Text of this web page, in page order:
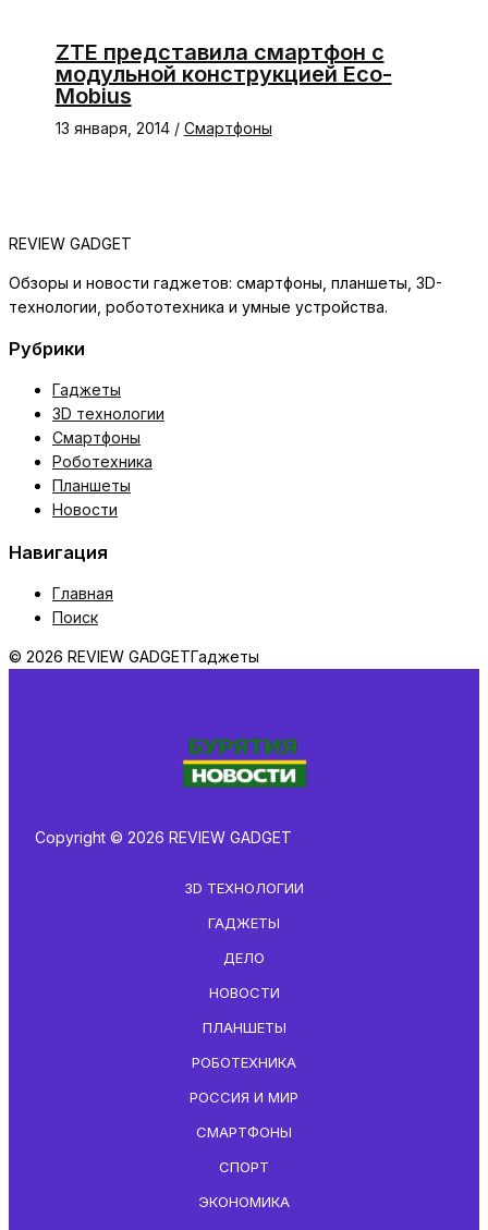
ZTE представила смартфон с
модульной конструкцией Eco-
Mobius
13 января, 2014 / Смартфоны
REVIEW GADGET
Обзоры и новости гаджетов: смартфоны, планшеты, 3D-
технологии, робототехника и умные устройства.
Рубрики
Гаджеты
3D технологии
Смартфоны
Роботехника
Планшеты
Новости
Навигация
Главная
Поиск
© 2026 REVIEW GADGETГаджеты
Copyright © 2026 REVIEW GADGET
3D ТЕХНОЛОГИИ
ГАДЖЕТЫ
ДЕЛО
НОВОСТИ
ПЛАНШЕТЫ
РОБОТЕХНИКА
РОССИЯ И МИР
СМАРТФОНЫ
СПОРТ
ЭКОНОМИКА